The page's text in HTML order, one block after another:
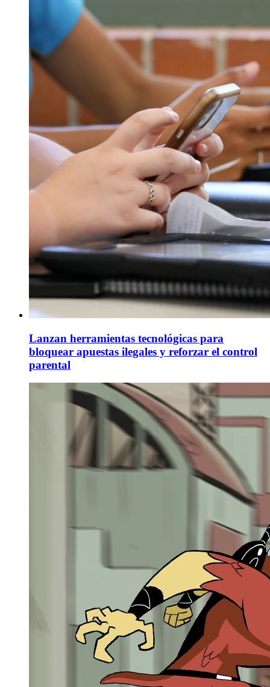
Lanzan herramientas tecnológicas para
bloquear apuestas ilegales y reforzar el control
parental